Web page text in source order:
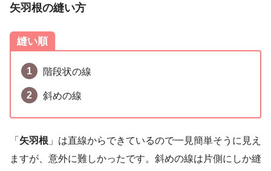
矢羽根の縫い方
縫い順
階段状の線
斜めの線
「 矢羽根 」は直線からできているので一見簡単そうに見え
ますが、意外に難しかったです。斜めの線は片側にしか縫